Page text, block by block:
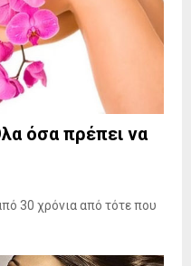
όσα πρέπει να
30 χρόνια από τότε που